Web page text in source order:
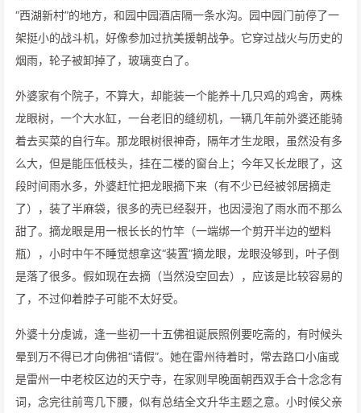
“西湖新村”的地方，和园中园酒店隔一条水沟。园中园门前停了一
架挺小的战斗机，好像参加过抗美援朝战争。它穿过战火与历史的
烟雨，轮子被卸掉了，玻璃变白了。
外婆家有个院子，不算大，却能装一个能养十几只鸡的鸡舍，两株
龙眼树，一个大水缸，一台老旧的缝纫机，一辆几年前外婆还能骑
着去买菜的自行车。那龙眼树很神奇，隔年才生龙眼，虽然没有多
么大，但是能压低枝头，挂在二楼的窗台上；今年又长龙眼了，这
段时间雨水多，外婆赶忙把龙眼摘下来（有不少已经被邻居摘走
了），装了半麻袋，很多的壳已经裂开，也因浸泡了雨水而不那么
甜了。摘龙眼是用一根长长的竹竿（一端绑一个剪开半边的塑料
瓶），小时中午不睡觉想拿这“装置”摘龙眼，龙眼没够到，叶子倒
是落了很多。假如现在去摘（当然没空回去），应该是比较容易的
了，不过仰着脖子可能不太好受。
外婆十分虔诚，逢一些初一十五佛祖诞辰照例要吃斋的，有时候头
晕到万不得已才向佛祖“请假”。她在雷州待着时，常去路口小庙或
是雷州一中老校区边的天宁寺，在家则早晚面朝西双手合十念念有
词，念完往前弯几下腰，似有总结全文升华主题之意。小时候父亲